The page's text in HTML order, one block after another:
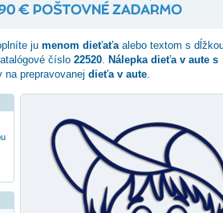
ju menom dieťaťaalebo textom s
číslo 22520. Nálepka dieťa v aute s
prepravovanej dieťa v aute.